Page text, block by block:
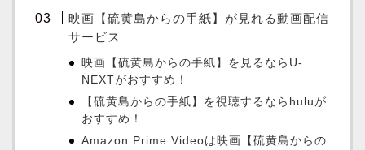
映画【硫黄島からの手紙】が見れる動画配信
サービス
映画【硫黄島からの手紙】を見るならU-
NEXTがおすすめ！
【硫黄島からの手紙】を視聴するならhuluが
おすすめ！
Amazon Prime Videoは映画【硫黄島からの